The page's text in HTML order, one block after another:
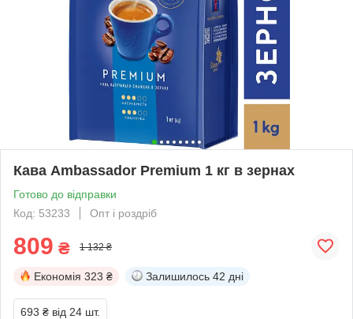
Кава Ambassador Premium 1 кг в зернах
Готово до відправки
Код: 53233
Опт і роздріб
809 ₴ 1 132 ₴
Економія 323 ₴ Залишилось 42 дні
693 ₴ від 24 шт.